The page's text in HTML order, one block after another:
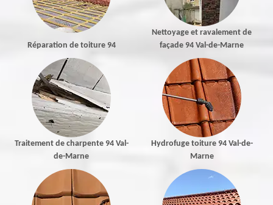
Réparation de toiture 94
Nettoyage et ravalement de
façade 94 Val-de-Marne
Traitement de charpente 94 Val-
de-Marne
Hydrofuge toiture 94 Val-de-
Marne